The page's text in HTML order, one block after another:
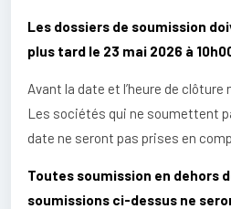
Les dossiers de soumission
plus tard le 23 mai 2026 à
Avant la date et l’heure de
Les sociétés qui ne soumettent
date ne seront pas prises en
Toutes soumission en dehors
soumissions ci-dessus ne